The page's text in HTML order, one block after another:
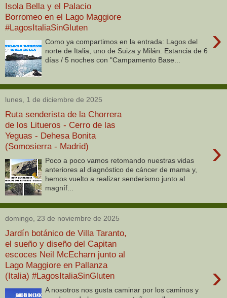
Isola Bella y el Palacio
Borromeo en el Lago Maggiore
#LagosItaliaSinGluten
›
Como ya compartimos en la entrada: Lagos del
norte de Italia, uno de Suiza y Milán. Estancia de 6
días / 5 noches con "Campamento Base...
lunes, 1 de diciembre de 2025
Ruta senderista de la Chorrera
de los Litueros - Cerro de las
Yeguas - Dehesa Bonita
(Somosierra - Madrid)
›
Poco a poco vamos retomando nuestras vidas
anteriores al diagnóstico de cáncer de mama y,
hemos vuelto a realizar senderismo junto al
magníf...
domingo, 23 de noviembre de 2025
Jardín botánico de Villa Taranto,
el sueño y diseño del Capitan
escoces Neil McEcharn junto al
Lago Maggiore en Pallanza
(Italia) #LagosItaliaSinGluten
›
A nosotros nos gusta caminar por los caminos y